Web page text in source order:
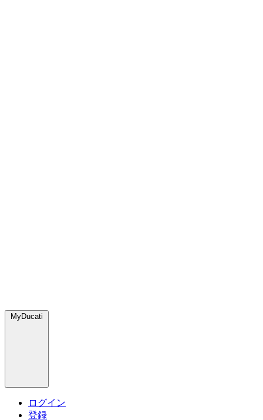
MyDucati
ログイン
登録